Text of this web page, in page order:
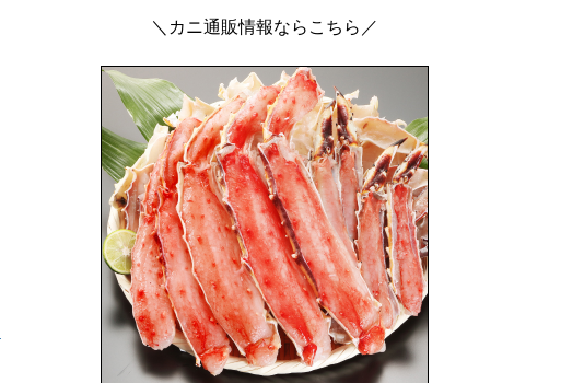
＼カニ通販情報ならこちら／